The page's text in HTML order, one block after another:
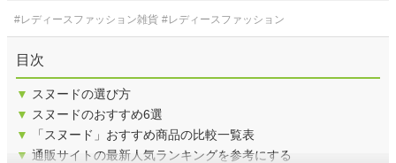
#レディースファッション雑貨 #レディースファッション
目次
▼ スヌードの選び方
▼ スヌードのおすすめ6選
▼
「スヌード」おすすめ商品の比較一覧表
▼ 通販サイトの最新人気ランキングを参考にする